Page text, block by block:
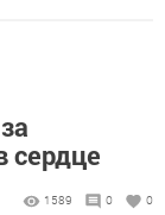
сердце
1589 0 0